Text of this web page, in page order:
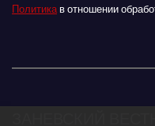
Политикав отношении